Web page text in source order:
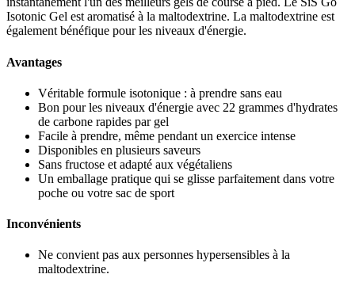
Isotonic Gel est aromatisé à la maltodextrine. La maltodextrine est
également bénéfique pour les niveaux d'énergie.
Avantages
Véritable formule isotonique : à prendre sans eau
Bon pour les niveaux d'énergie avec 22 grammes d'hydrates
de carbone rapides par gel
Facile à prendre, même pendant un exercice intense
Disponibles en plusieurs saveurs
Sans fructose et adapté aux végétaliens
Un emballage pratique qui se glisse parfaitement dans votre
poche ou votre sac de sport
Inconvénients
Ne convient pas aux personnes hypersensibles à la
maltodextrine.